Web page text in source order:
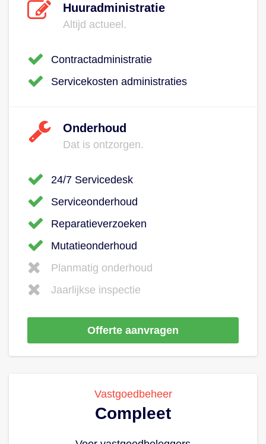
Huuradministratie
Altijd actueel.
Contractadministratie
Servicekosten administraties
Onderhoud
Dat is ontzorgen.
24/7 Servicedesk
Serviceonderhoud
Reparatieverzoeken
Mutatieonderhoud
Planmatig onderhoud
Jaarlijkse inspectie
Offerte aanvragen
Vastgoedbeheer
Compleet